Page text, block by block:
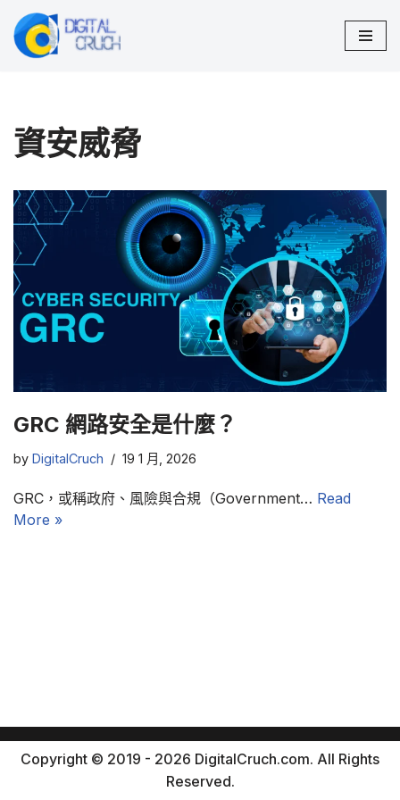
Skip
資安威脅
GRC 網路安全是什麼？
by DigitalCruch 19 1 月, 2026
GRC，或稱政府、風險與合規（Government… Read
More »
Copyright © 2019 - 2026 DigitalCruch.com. All Rights
Reserved.